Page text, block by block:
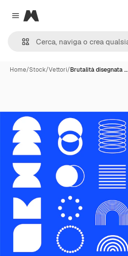
Close menu
Magnific
Home/Stock/Vettori/Brutalità disegnata …